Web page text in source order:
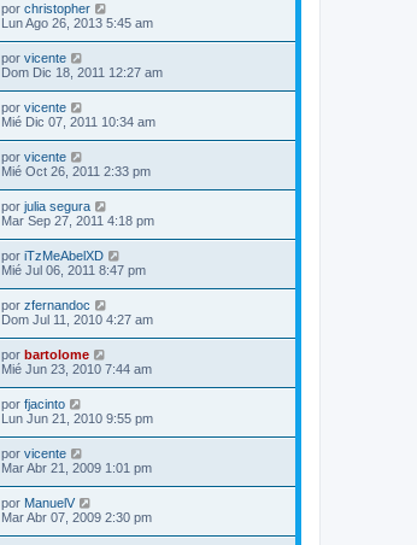
por christopher
Lun Ago 26, 2013 5:45 am
por vicente
Dom Dic 18, 2011 12:27 am
por vicente
Mié Dic 07, 2011 10:34 am
por vicente
Mié Oct 26, 2011 2:33 pm
por julia segura
Mar Sep 27, 2011 4:18 pm
por iTzMeAbelXD
Mié Jul 06, 2011 8:47 pm
por zfernandoc
Dom Jul 11, 2010 4:27 am
por bartolome
Mié Jun 23, 2010 7:44 am
por fjacinto
Lun Jun 21, 2010 9:55 pm
por vicente
Mar Abr 21, 2009 1:01 pm
por ManuelV
Mar Abr 07, 2009 2:30 pm